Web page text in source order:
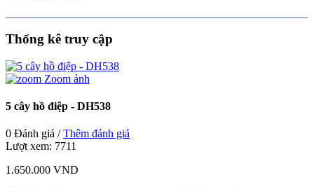
Thống kê truy cập
Zoom ảnh
5 cây hồ điệp - DH538
0 Đánh giá /Thêm đánh giá
Lượt xem: 7711
1.650.000 VND